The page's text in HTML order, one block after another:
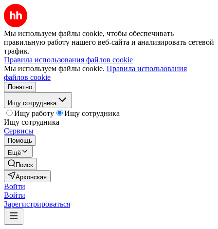
Мы используем файлы cookie, чтобы обеспечивать
правильную работу нашего веб-сайта и анализировать сетевой
трафик.
Правила использования файлов cookie
Мы используем файлы cookie. Правила использования
файлов cookie
Понятно
Ищу сотрудника
Ищу работу
Ищу сотрудника
Ищу сотрудника
Сервисы
Помощь
Ещё
Поиск
Архонская
Войти
Войти
Зарегистрироваться